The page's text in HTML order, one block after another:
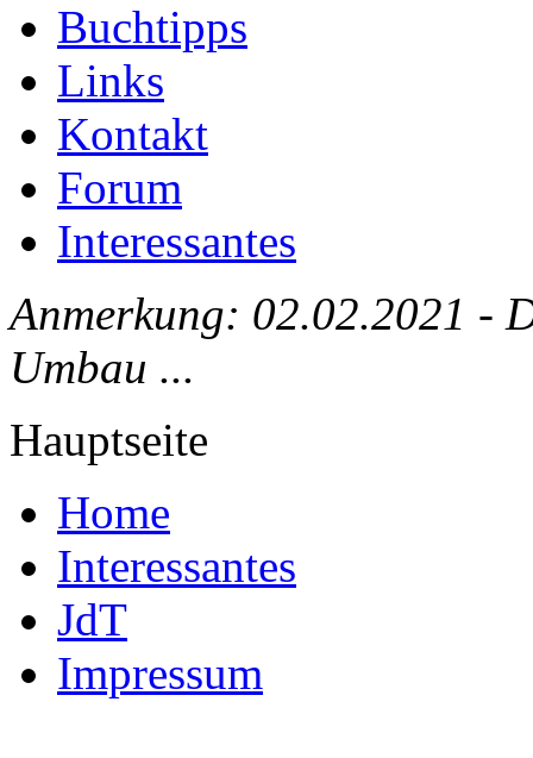
Buchtipps
Links
Kontakt
Forum
Interessantes
Anmerkung: 02.02.2021 -
Umbau ...
Hauptseite
Home
Interessantes
JdT
Impressum